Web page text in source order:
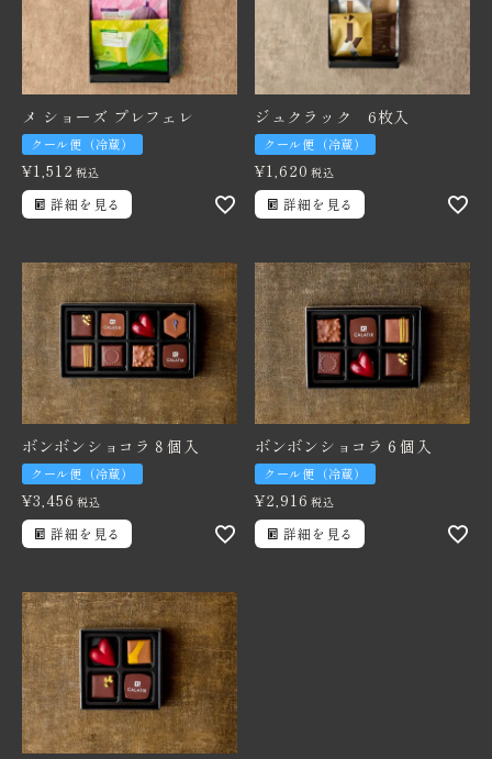
メ ショーズ プレフェレ
クール便（冷蔵）
¥1,512 税込
詳細を見る
ジュクラック 6枚入
クール便（冷蔵）
¥1,620 税込
詳細を見る
ボンボンショコラ８個入
クール便（冷蔵）
¥3,456 税込
詳細を見る
ボンボンショコラ６個入
クール便（冷蔵）
¥2,916 税込
詳細を見る